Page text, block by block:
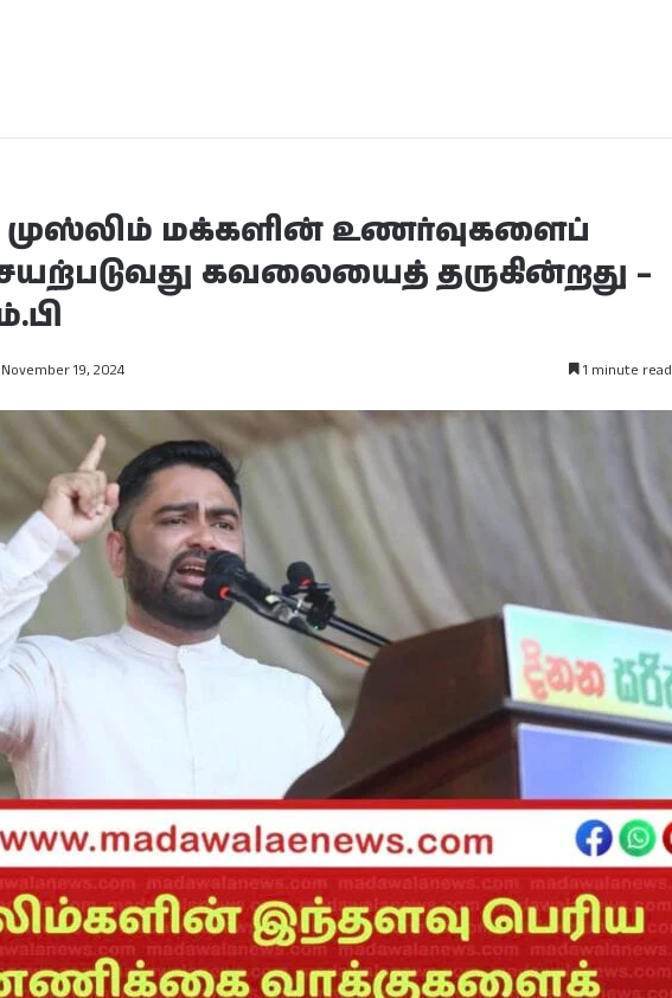
முஸ்லிம் மக்களின் உணர்வுகளைப்
கவலையைத் தருகின்றது –
November 19, 2024 1 minute read